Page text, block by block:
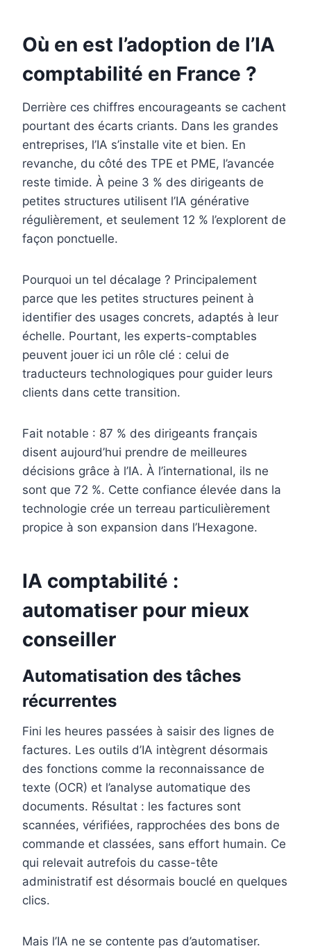
Où en est l’adoption de l’IA
comptabilité en France ?
Derrière ces chiffres encourageants se cachent
pourtant des écarts criants. Dans les grandes
entreprises, l’IA s’installe vite et bien. En
revanche, du côté des TPE et PME, l’avancée
reste timide. À peine 3 % des dirigeants de
petites structures utilisent l’IA générative
régulièrement, et seulement 12 % l’explorent de
façon ponctuelle.
Pourquoi un tel décalage ? Principalement
parce que les petites structures peinent à
identifier des usages concrets, adaptés à leur
échelle. Pourtant, les experts-comptables
peuvent jouer ici un rôle clé : celui de
traducteurs technologiques pour guider leurs
clients dans cette transition.
Fait notable : 87 % des dirigeants français
disent aujourd’hui prendre de meilleures
décisions grâce à l’IA. À l’international, ils ne
sont que 72 %. Cette confiance élevée dans la
technologie crée un terreau particulièrement
propice à son expansion dans l’Hexagone.
IA comptabilité :
automatiser pour mieux
conseiller
Automatisation des tâches
récurrentes
Fini les heures passées à saisir des lignes de
factures. Les outils d’IA intègrent désormais
des fonctions comme la reconnaissance de
texte (OCR) et l’analyse automatique des
documents. Résultat : les factures sont
scannées, vérifiées, rapprochées des bons de
commande et classées, sans effort humain. Ce
qui relevait autrefois du casse-tête
administratif est désormais bouclé en quelques
clics.
Mais l’IA ne se contente pas d’automatiser.